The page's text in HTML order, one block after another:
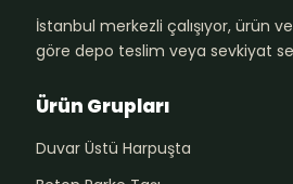
İstanbul merkezli çalışıyor, ürün
göre depo teslim veya sevkiyat
Ürün Grupları
Duvar Üstü Harpuşta